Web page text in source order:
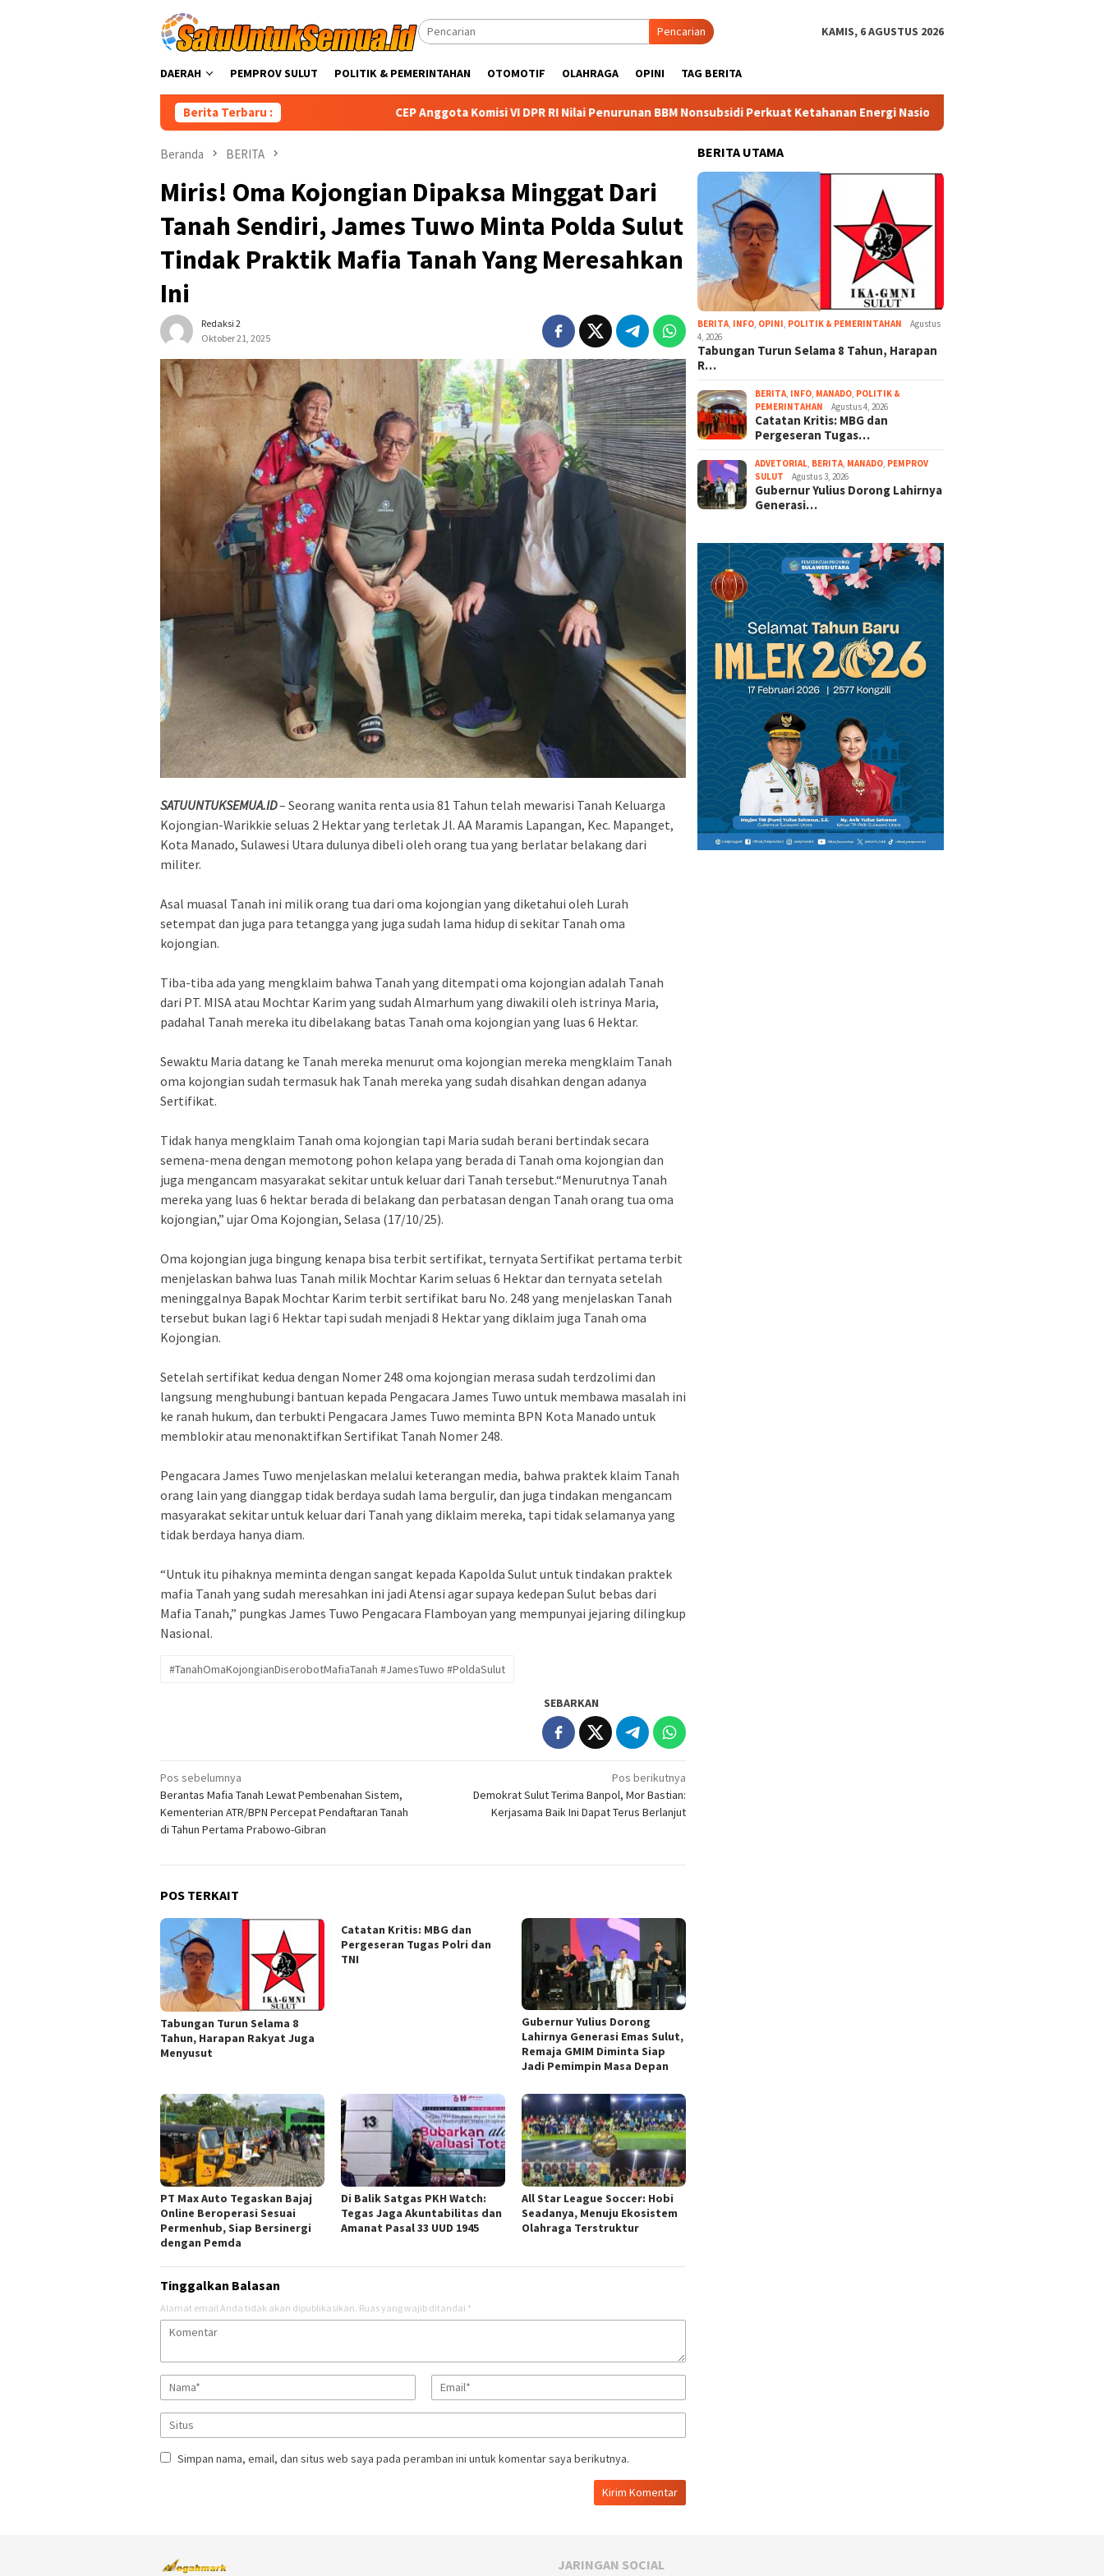
Pencarian KAMIS, 6 AGUSTUS 2026
DAERAH PEMPROV SULUT POLITIK & PEMERINTAHAN OTOMOTIF OLAHRAGA OPINI TAG BERITA
Berita Terbaru : CEP Anggota Komisi VI DPR RI Nilai Penurunan BBM Nonsubsidi Perkuat Ketahanan Energi Nasional Basarnas Sulut Gandeng UMMA,
Beranda BERITA
Miris! Oma Kojongian Dipaksa Minggat Dari
Tanah Sendiri, James Tuwo Minta Polda Sulut
Tindak Praktik Mafia Tanah Yang Meresahkan
Ini
Redaksi 2
Oktober 21, 2025
SATUUNTUKSEMUA.ID– Seorang wanita renta usia 81 Tahun telah mewarisi Tanah Keluarga
Kojongian-Warikkie seluas 2 Hektar yang terletak Jl. AA Maramis Lapangan, Kec. Mapanget,
Kota Manado, Sulawesi Utara dulunya dibeli oleh orang tua yang berlatar belakang dari
militer.
‎Asal muasal Tanah ini milik orang tua dari oma kojongian yang diketahui oleh Lurah
setempat dan juga para tetangga yang juga sudah lama hidup di sekitar Tanah oma
kojongian.
‎Tiba-tiba ada yang mengklaim bahwa Tanah yang ditempati oma kojongian adalah Tanah
dari PT. MISA atau Mochtar Karim yang sudah Almarhum yang diwakili oleh istrinya Maria,
padahal Tanah mereka itu dibelakang batas Tanah oma kojongian yang luas 6 Hektar.
‎Sewaktu Maria datang ke Tanah mereka menurut oma kojongian mereka mengklaim Tanah
oma kojongian sudah termasuk hak Tanah mereka yang sudah disahkan dengan adanya
Sertifikat.
‎Tidak hanya mengklaim Tanah oma kojongian tapi Maria sudah berani bertindak secara
semena-mena dengan memotong pohon kelapa yang berada di Tanah oma kojongian dan
juga mengancam masyarakat sekitar untuk keluar dari Tanah tersebut.“Menurutnya Tanah
mereka yang luas 6 hektar berada di belakang dan perbatasan dengan Tanah orang tua oma
kojongian,” ujar Oma Kojongian, Selasa (17/10/25).
‎Oma kojongian juga bingung kenapa bisa terbit sertifikat, ternyata Sertifikat pertama terbit
menjelaskan bahwa luas Tanah milik Mochtar Karim seluas 6 Hektar dan ternyata setelah
meninggalnya Bapak Mochtar Karim terbit sertifikat baru No. 248 yang menjelaskan Tanah
tersebut bukan lagi 6 Hektar tapi sudah menjadi 8 Hektar yang diklaim juga Tanah oma
Kojongian.
‎Setelah sertifikat kedua dengan Nomer 248 oma kojongian merasa sudah terdzolimi dan
langsung menghubungi bantuan kepada Pengacara James Tuwo untuk membawa masalah ini
ke ranah hukum, dan terbukti Pengacara James Tuwo meminta BPN Kota Manado untuk
memblokir atau menonaktifkan Sertifikat Tanah Nomer 248.
‎Pengacara James Tuwo menjelaskan melalui keterangan media, bahwa praktek klaim Tanah
orang lain yang dianggap tidak berdaya sudah lama bergulir, dan juga tindakan mengancam
masyarakat sekitar untuk keluar dari Tanah yang diklaim mereka, tapi tidak selamanya yang
tidak berdaya hanya diam.
‎“Untuk itu pihaknya meminta dengan sangat kepada Kapolda Sulut untuk tindakan praktek
mafia Tanah yang sudah meresahkan ini jadi Atensi agar supaya kedepan Sulut bebas dari
Mafia Tanah,” pungkas James Tuwo Pengacara Flamboyan yang mempunyai jejaring dilingkup
Nasional.
#TanahOmaKojongianDiserobotMafiaTanah #JamesTuwo #PoldaSulut
SEBARKAN
Navigasi
pos
Pos sebelumnya
Berantas Mafia Tanah Lewat Pembenahan Sistem,
Kementerian ATR/BPN Percepat Pendaftaran Tanah
di Tahun Pertama Prabowo-Gibran
Pos berikutnya
Demokrat Sulut Terima Banpol, Mor Bastian:
Kerjasama Baik Ini Dapat Terus Berlanjut
POS TERKAIT
Tabungan Turun Selama 8
Tahun, Harapan Rakyat Juga
Menyusut
Catatan Kritis: MBG dan
Pergeseran Tugas Polri dan
TNI
Gubernur Yulius Dorong
Lahirnya Generasi Emas Sulut,
Remaja GMIM Diminta Siap
Jadi Pemimpin Masa Depan
PT Max Auto Tegaskan Bajaj
Online Beroperasi Sesuai
Permenhub, Siap Bersinergi
dengan Pemda
Di Balik Satgas PKH Watch:
Tegas Jaga Akuntabilitas dan
Amanat Pasal 33 UUD 1945
All Star League Soccer: Hobi
Seadanya, Menuju Ekosistem
Olahraga Terstruktur
Tinggalkan Balasan
Alamat email Anda tidak akan dipublikasikan. Ruas yang wajib ditandai *
Simpan nama, email, dan situs web saya pada peramban ini untuk komentar saya berikutnya.
BERITA UTAMA
BERITA INFO OPINI POLITIK & PEMERINTAHAN
Agustus
4, 2026
Tabungan Turun Selama 8 Tahun, Harapan
R…
BERITA INFO MANADO POLITIK &
PEMERINTAHAN
Agustus 4, 2026
Catatan Kritis: MBG dan
Pergeseran Tugas…
ADVETORIAL BERITA MANADO PEMPROV
SULUT
Agustus 3, 2026
Gubernur Yulius Dorong Lahirnya
Generasi…
JARINGAN SOCIAL